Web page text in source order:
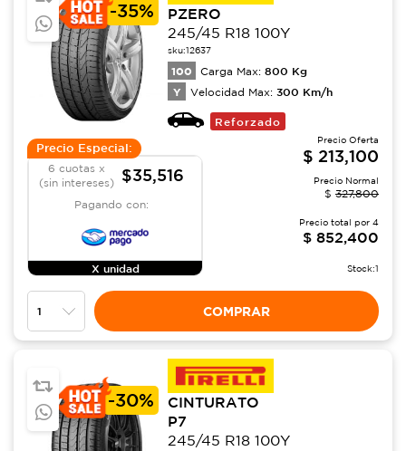
-35%
PZERO
245/45 R18 100Y
sku:12637
100 Carga Max: 800 Kg
Y Velocidad Max: 300 Km/h
Reforzado
Precio Especial:
6 cuotas x
(sin intereses)
$35,516
Pagando con:
X unidad
Precio Oferta
$ 213,100
Precio Normal
$ 327,800
Precio total por 4
$ 852,400
Stock:1
COMPRAR
-30%
CINTURATO
P7
245/45 R18 100Y